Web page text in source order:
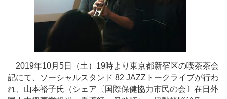
2019年10月5日（土）19時より東京都新宿区の喫茶茶会
記にて、ソーシャルスタンド 82 JAZZトークライブが行わ
れ、山本裕子氏（シェア〔国際保健協力市民の会〕在日外